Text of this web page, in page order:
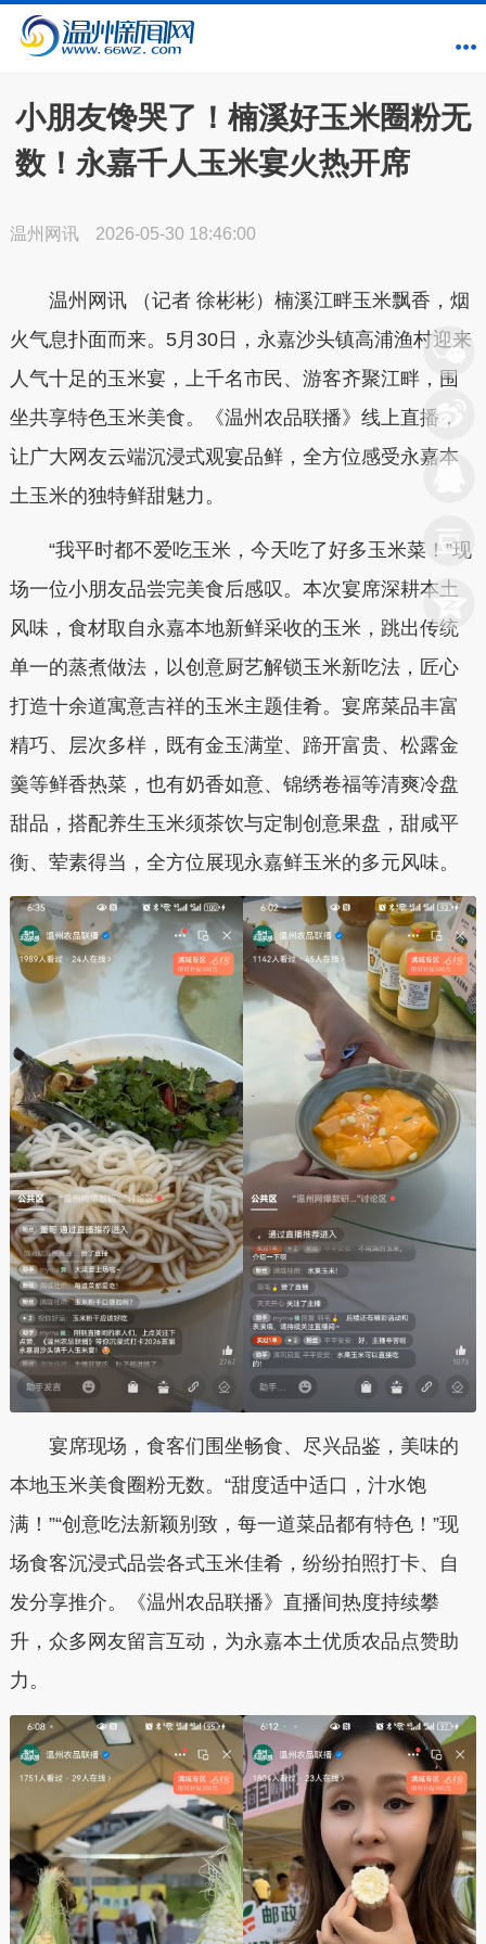
小朋友馋哭了！楠溪好玉米圈粉无
数！永嘉千人玉米宴火热开席
温州网讯 2026-05-30 18:46:00
温州网讯 （记者 徐彬彬）楠溪江畔玉米飘香，烟
火气息扑面而来。5月30日，永嘉沙头镇高浦渔村迎来
人气十足的玉米宴，上千名市民、游客齐聚江畔，围
坐共享特色玉米美食。《温州农品联播》线上直播，
让广大网友云端沉浸式观宴品鲜，全方位感受永嘉本
土玉米的独特鲜甜魅力。
“我平时都不爱吃玉米，今天吃了好多玉米菜！”现
场一位小朋友品尝完美食后感叹。本次宴席深耕本土
风味，食材取自永嘉本地新鲜采收的玉米，跳出传统
单一的蒸煮做法，以创意厨艺解锁玉米新吃法，匠心
打造十余道寓意吉祥的玉米主题佳肴。宴席菜品丰富
精巧、层次多样，既有金玉满堂、蹄开富贵、松露金
羹等鲜香热菜，也有奶香如意、锦绣卷福等清爽冷盘
甜品，搭配养生玉米须茶饮与定制创意果盘，甜咸平
衡、荤素得当，全方位展现永嘉鲜玉米的多元风味。
宴席现场，食客们围坐畅食、尽兴品鉴，美味的
本地玉米美食圈粉无数。“甜度适中适口，汁水饱
满！”“创意吃法新颖别致，每一道菜品都有特色！”现
场食客沉浸式品尝各式玉米佳肴，纷纷拍照打卡、自
发分享推介。《温州农品联播》直播间热度持续攀
升，众多网友留言互动，为永嘉本土优质农品点赞助
力。